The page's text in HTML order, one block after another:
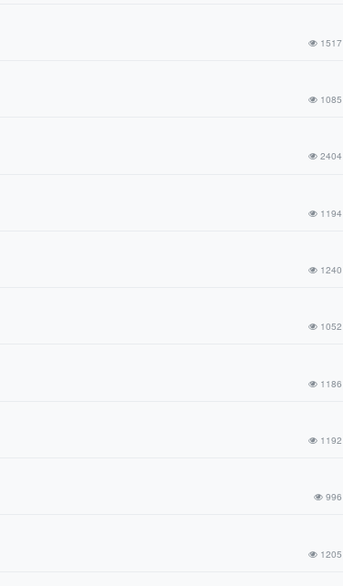
1517
1085
2404
1194
1240
1052
1186
1192
996
1205